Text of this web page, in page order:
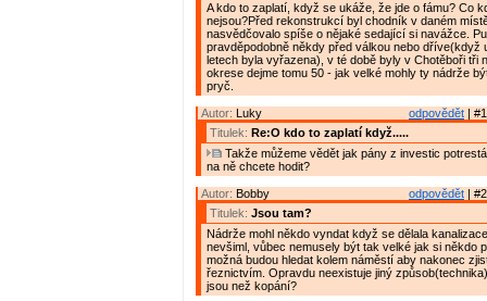
A kdo to zaplatí, když se ukáže, že jde o fámu? Co
nejsou?Před rekonstrukcí byl chodník v daném
nasvědčovalo spíše o nějaké sedající si navážce.
pravděpodobně někdy před válkou nebo dříve(když
letech byla vyřazena), v té době byly v Chotěboři tři
okrese dejme tomu 50 - jak velké mohly ty nádrže
pryč.
odpovědět |
Autor: Luky
Titulek: Re:O kdo to zaplatí když.....
Takže můžeme vědět jak pány z investic
na ně chcete hodit?
odpovědět |
Autor: Bobby
Titulek: Jsou tam?
Nádrže mohl někdo vyndat když se dělala
nevšiml, vůbec nemusely být tak velké jak si někdo
možná budou hledat kolem náměstí aby nakonec
řeznictvím. Opravdu neexistuje jiný
jsou než kopání?